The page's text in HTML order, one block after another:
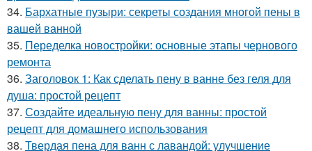
34. Бархатные пузыри: секреты создания многой пены в
вашей ванной
35. Переделка новостройки: основные этапы чернового
ремонта
36. Заголовок 1: Как сделать пену в ванне без геля для
душа: простой рецепт
37. Создайте идеальную пену для ванны: простой
рецепт для домашнего использования
38. Твердая пена для ванн с лавандой: улучшение